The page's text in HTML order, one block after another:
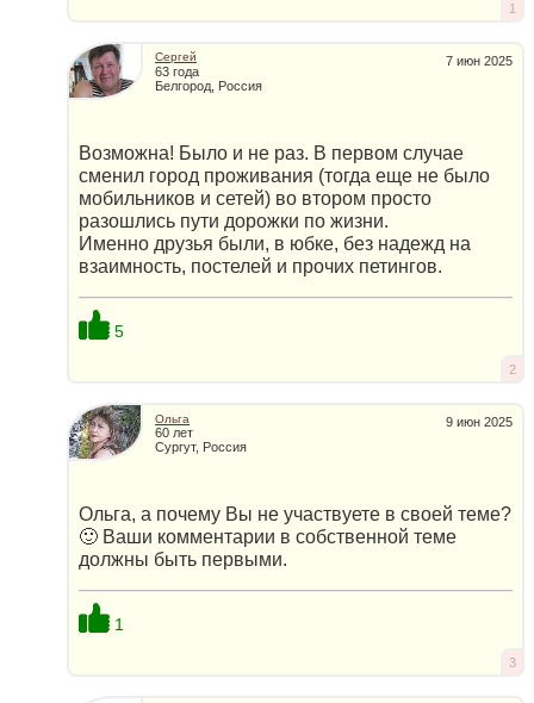
1
7 июн 2025
Сергей
63 года
Белгород, Россия
Возможна! Было и не раз. В первом случае
сменил город проживания (тогда еще не было
мобильников и сетей) во втором просто
разошлись пути дорожки по жизни.
Именно друзья были, в юбке, без надежд на
взаимность, постелей и прочих петингов.
5
2
9 июн 2025
Ольга
60 лет
Сургут, Россия
Ольга, а почему Вы не участвуете в своей теме?
🙂 Ваши комментарии в собственной теме
должны быть первыми.
1
3